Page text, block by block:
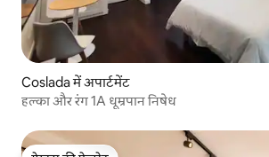
Coslada में अपार्टमेंट
हल्का और रंग 1A धूम्रपान निषेध